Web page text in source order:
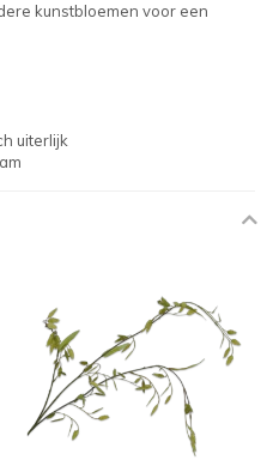
kunstbloemen voor een
uiterlijk